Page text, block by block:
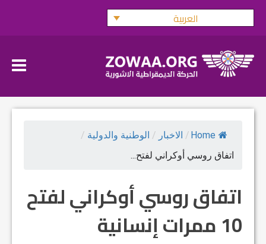
Skip
العربية
Home
/ الاخبار / الوطنية والدولية /
اتفاق روسي أوكراني لفتح...
اتفاق روسي أوكراني لفتح
10 ممرات إنسانية